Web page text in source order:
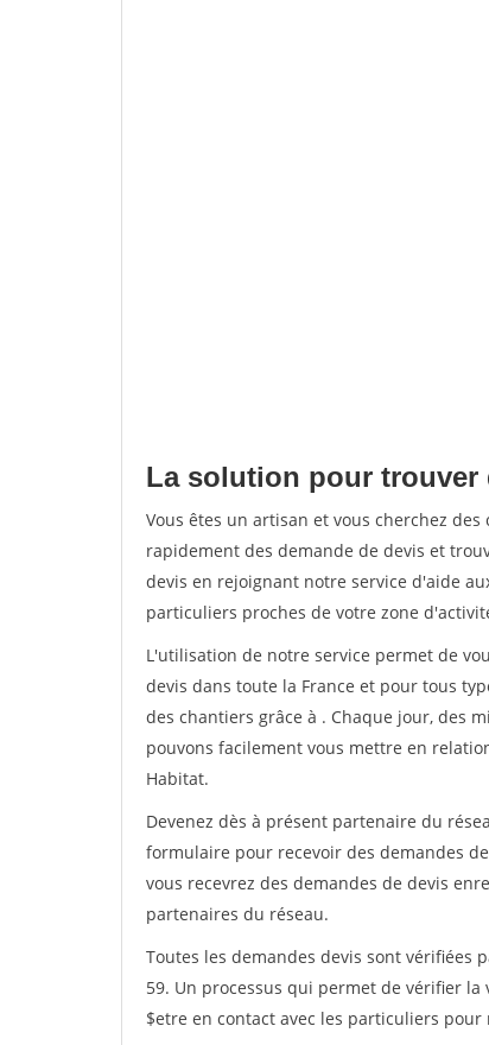
La solution pour trouver
Vous êtes un artisan et vous cherchez
rapidement des demande de devis et
devis en rejoignant notre service d'aide
particuliers proches de votre zone
L'utilisation de notre service permet de
devis dans toute la France et pour tous
des chantiers grâce à . Chaque jour, des
pouvons facilement vous mettre en
Habitat.
Devenez dès à présent partenaire du
formulaire pour recevoir des demandes
vous recevrez des demandes de devis
partenaires du réseau.
Toutes les demandes devis sont vérifiées
59. Un processus qui permet de vérifier
$etre en contact avec les particuliers